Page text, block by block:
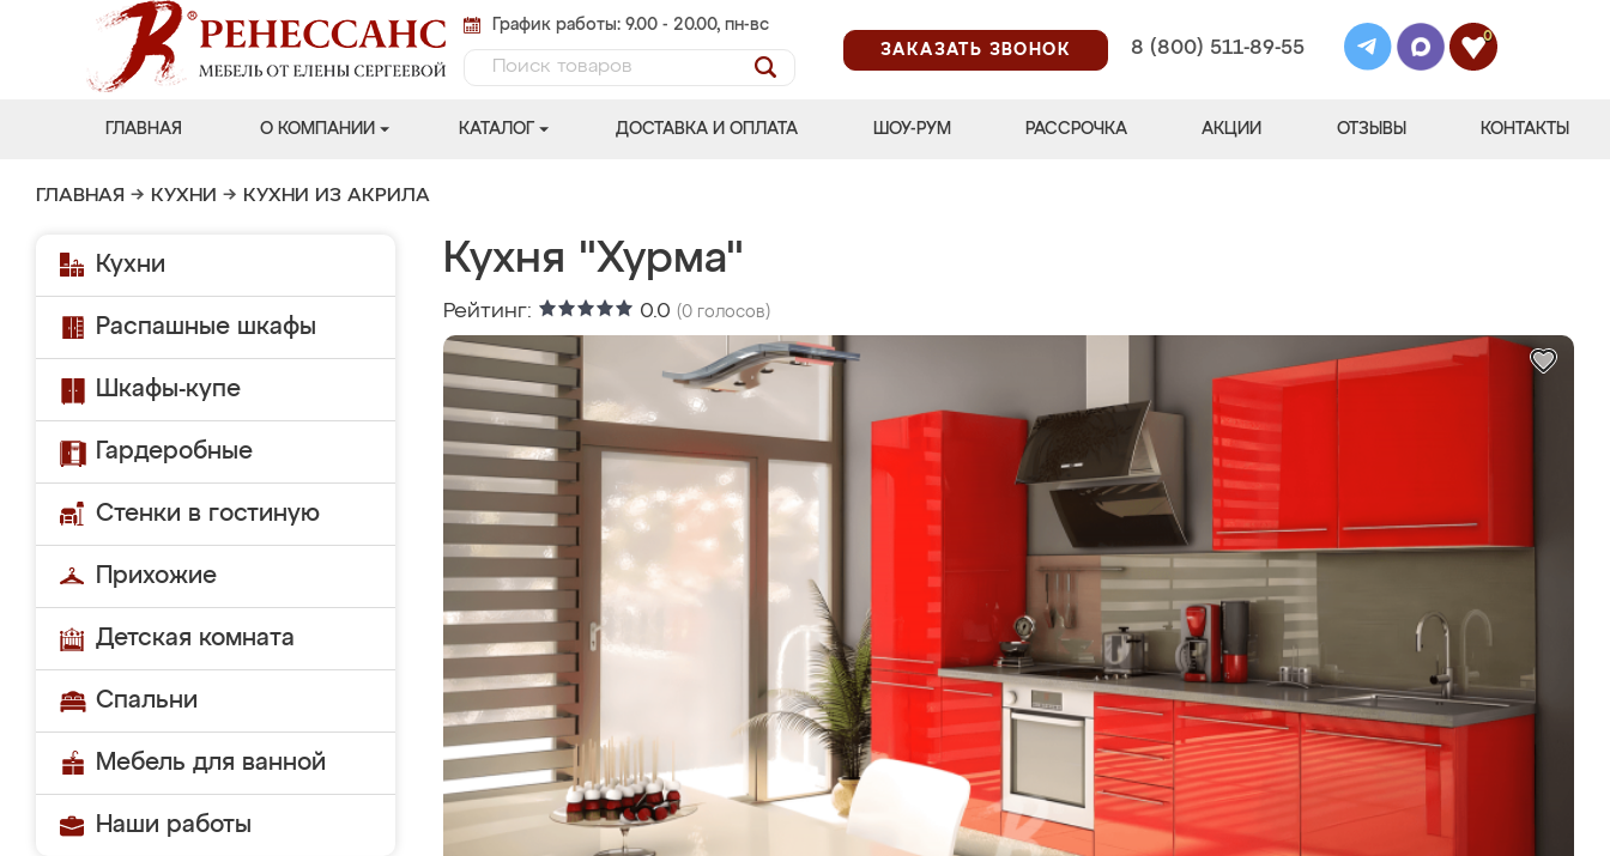
График работы: 9.00 - 20.00, пн-вс
ЗАКАЗАТЬ ЗВОНОК
8 (800) 511-89-55
0
ГЛАВНАЯ О КОМПАНИИ КАТАЛОГ ДОСТАВКА И ОПЛАТА ШОУ-РУМ РАССРОЧКА АКЦИИ ОТЗЫВЫ КОНТАКТЫ
ГЛАВНАЯ → КУХНИ → КУХНИ ИЗ АКРИЛА
Кухни
Распашные шкафы
Шкафы-купе
Гардеробные
Стенки в гостиную
Прихожие
Детская комната
Спальни
Мебель для ванной
Наши работы
Кухня "Хурма"
Рейтинг: 0.0 (0 голосов)